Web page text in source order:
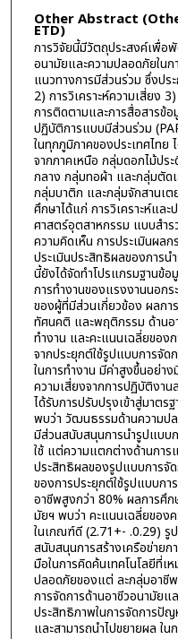
Other Abstract
ETD)
การวิจัยนี้มีวัตถุประสงค์เพื่อ
อนามัยและความปลอดภัยในก
แนวทางการมีส่วนร่วม ซึ่งปร
2) การวิเคราะห์ความเสี่ยง
การติดตามและการสื่อสารข้
ปฏิบัติการแบบมีส่วนร่วม
ในทุกภูมิภาคของประเทศไทย
จากภาคเหนือ กลุ่มดอกไม้ปร
กลาง กลุ่มทอผ้า และกลุ่มตัด
กลุ่มบาติก และกลุ่มจักสานเต
ศึกษาได้แก่ การวิเคราะห์แล
ศาสตร์อุตสาหกรรม แบบสำ
ความคิดเห็น การประเมินผล
ประเมินประสิทธิผลของการน
นี้ยังได้จัดทำโปรแกรมฐานข้
การทำงานของแรงงานนอกร
ของผู้ที่มีส่วนเกี่ยวข้อง ผลก
ทัศนคติ และพฤติกรรม ด้านอ
ทำงาน และคะแนนเฉลี่ยขอ
จากประยุกต์ใช้รูปแบบการจั
ในการทำงาน มีค่าสูงขึ้นอย่
ความเสี่ยงจากการปฏิบัติงา
ได้รับการปรับปรุงเข้าสู่มาต
พบว่า วัฒนธรรมด้านความป
มีส่วนสนับสนุนการนำรูปแบบ
ใช้ แต่ความแตกต่างด้านกา
ประสิทธิผลของรูปแบบการจั
ของการประยุกต์ใช้รูปแบบกา
อาชีพสูงกว่า 80% ผลการศึก
มัยฯ พบว่า คะแนนเฉลี่ยของ
ในเกณฑ์ดี (2.71+- .0.29) รู
สนับสนุนการสร้างเครือข่ายก
มือในการคิดค้นเทคโนโลยีที่เ
ปลอดภัยของแต่ ละกลุ่มอาชี
การจัดการด้านอาชีวอนามัยแ
ประสิทธิภาพในการจัดการปั
และสามารถนำไปขยายผล ใ